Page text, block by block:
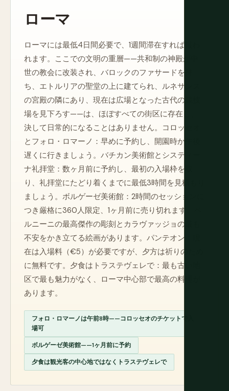
ローマ
ローマには最低4日間必要で、1週間滞在すれば報わ
れます。ここでの文明の重層——共和制の神殿が中
世の教会に改装され、バロックのファサードを持
ち、エトルリアの聖堂の上に建てられ、ルネサンス
の宮殿の隣にあり、現在は広場となった古代の競技
場を見下ろす——は、ほぼすべての街区に存在し、
決して日常的になることはありません。コロッセオ
とフォロ・ロマーノ：早めに予約し、開園時か午後
遅くに行きましょう。バチカン美術館とシスティー
ナ礼拝堂：数ヶ月前に予約し、最初の入場枠を取
り、礼拝堂にたどり着くまでに最低3時間を見積もり
ましょう。ボルゲーゼ美術館：2時間のセッションに
つき厳格に360人限定、1ヶ月前に売り切れます。ベ
ルニーニの最高傑作の彫刻とカラヴァッジョの最も
不安をかき立てる絵画があります。パンテオン：現
在は入場料（€5）が必要ですが、夕方は祈りのため
に無料です。夕食はトラステヴェレで：最も古い地
区で最も魅力がなく、ローマ中心部で最高の料理が
あります。
フォロ・ロマーノは午前8時——コロッセオのチケットで入
場可
ボルゲーゼ美術館——1ヶ月前に予約
夕食は観光客の中心地ではなくトラステヴェレで